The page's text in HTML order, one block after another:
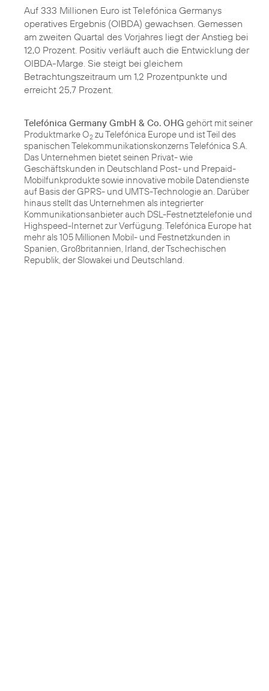
Auf 333 Millionen Euro ist Telefónica Germanys
operatives Ergebnis (OIBDA) gewachsen. Gemessen
am zweiten Quartal des Vorjahres liegt der Anstieg bei
12,0 Prozent. Positiv verläuft auch die Entwicklung der
OIBDA-Marge. Sie steigt bei gleichem
Betrachtungszeitraum um 1,2 Prozentpunkte und
erreicht 25,7 Prozent.
Telefónica Germany GmbH & Co. OHG gehört mit seiner
Produktmarke O2 zu Telefónica Europe und ist Teil des
spanischen Telekommunikationskonzerns Telefónica S.A.
Das Unternehmen bietet seinen Privat- wie
Geschäftskunden in Deutschland Post- und Prepaid-
Mobilfunkprodukte sowie innovative mobile Datendienste
auf Basis der GPRS- und UMTS-Technologie an. Darüber
hinaus stellt das Unternehmen als integrierter
Kommunikationsanbieter auch DSL-Festnetztelefonie und
Highspeed-Internet zur Verfügung. Telefónica Europe hat
mehr als 105 Millionen Mobil- und Festnetzkunden in
Spanien, Großbritannien, Irland, der Tschechischen
Republik, der Slowakei und Deutschland.